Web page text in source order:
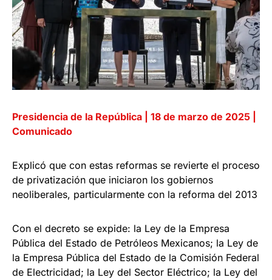
Presidencia de la República | 18 de marzo de 2025 |
Comunicado
Explicó que con estas reformas se revierte el proceso
de privatización que iniciaron los gobiernos
neoliberales, particularmente con la reforma del 2013
Con el decreto se expide: la Ley de la Empresa
Pública del Estado de Petróleos Mexicanos; la Ley de
la Empresa Pública del Estado de la Comisión Federal
de Electricidad; la Ley del Sector Eléctrico; la Ley del